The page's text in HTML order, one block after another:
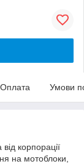
Оплата Умови
корпорації
на мотоблоки,